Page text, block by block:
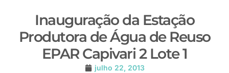
Inauguração da Estação
Produtora de Água de Reuso
EPAR Capivari 2 Lote 1
julho 22, 2013